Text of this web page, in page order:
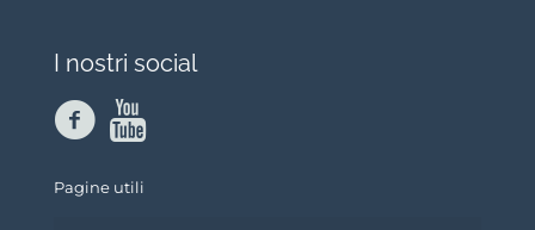
I nostri social
Pagine utili